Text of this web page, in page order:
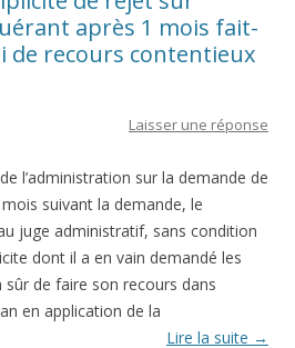
après 1 mois fait-
de recours contentieux
Laisser une réponse
l’administration sur la demande de
suivant la demande, le
juge administratif, sans condition
dont il a en vain demandé les
de faire son recours dans
en application de la
Lire la suite →